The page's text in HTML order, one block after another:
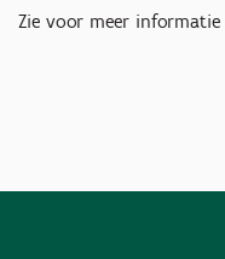
Zie voor meer informatie